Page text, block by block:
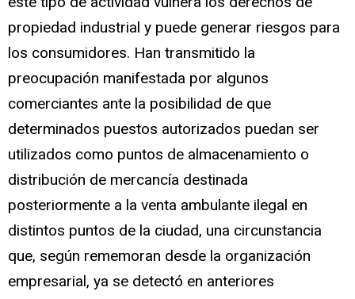
propiedad industrial y puede generar riesgos para
los consumidores. Han transmitido la
preocupación manifestada por algunos
comerciantes ante la posibilidad de que
determinados puestos autorizados puedan ser
utilizados como puntos de almacenamiento o
distribución de mercancía destinada
posteriormente a la venta ambulante ilegal en
distintos puntos de la ciudad, una circunstancia
que, según rememoran desde la organización
empresarial, ya se detectó en anteriores